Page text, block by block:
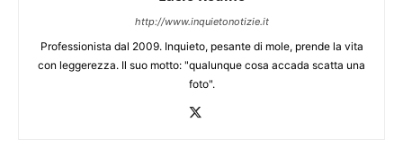
http://www.inquietonotizie.it
Professionista dal 2009. Inquieto, pesante di mole, prende la vita
con leggerezza. Il suo motto: "qualunque cosa accada scatta una
foto".